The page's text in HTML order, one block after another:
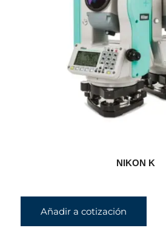
NIKON K
Añadir a cotización